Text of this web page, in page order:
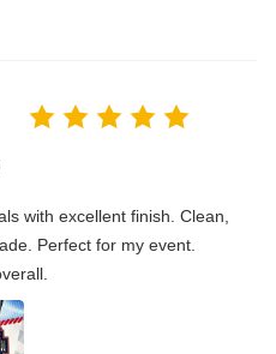
factory.
with excellent finish. Clean,
Perfect for my event.